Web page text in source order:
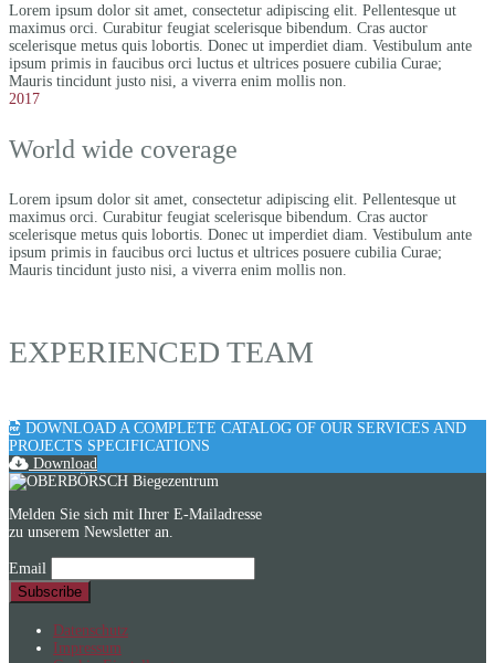
Lorem ipsum dolor sit amet, consectetur adipiscing elit. Pellentesque ut
maximus orci. Curabitur feugiat scelerisque bibendum. Cras auctor
scelerisque metus quis lobortis. Donec ut imperdiet diam. Vestibulum ante
ipsum primis in faucibus orci luctus et ultrices posuere cubilia Curae;
Mauris tincidunt justo nisi, a viverra enim mollis non.
2017
World wide coverage
Lorem ipsum dolor sit amet, consectetur adipiscing elit. Pellentesque ut
maximus orci. Curabitur feugiat scelerisque bibendum. Cras auctor
scelerisque metus quis lobortis. Donec ut imperdiet diam. Vestibulum ante
ipsum primis in faucibus orci luctus et ultrices posuere cubilia Curae;
Mauris tincidunt justo nisi, a viverra enim mollis non.
EXPERIENCED TEAM
DOWNLOAD A COMPLETE CATALOG OF OUR SERVICES AND
PROJECTS SPECIFICATIONS
Download
Melden Sie sich mit Ihrer E-Mailadresse
zu unserem Newsletter an.
Email
Datenschutz
Impressum